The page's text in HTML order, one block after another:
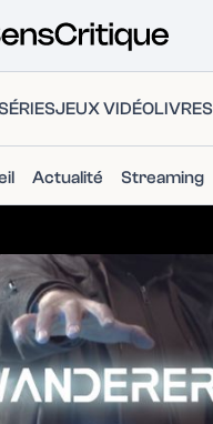
SÉRIESJEUX VIDÉOLIVRES
Actualité Streaming